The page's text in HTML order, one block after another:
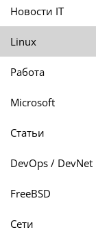
Новости IT
Linux
Работа
Microsoft
Статьи
DevOps / DevNet
FreeBSD
Сети